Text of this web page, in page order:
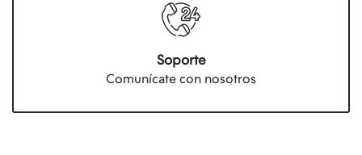
Soporte
Comunícate con nosotros